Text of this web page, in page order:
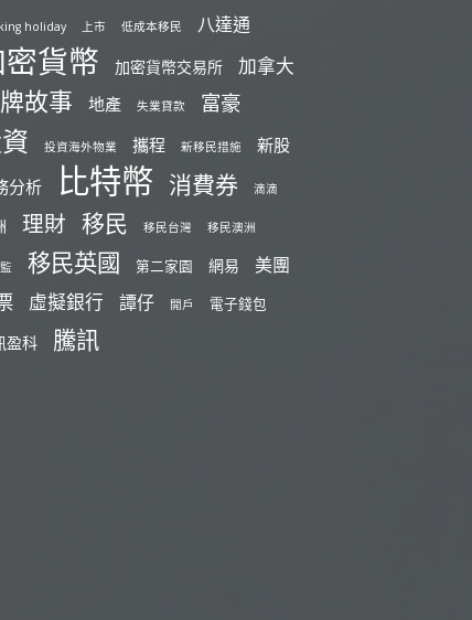
holiday 上市 低成本移民 八達通
貨幣 加密貨幣交易所 加拿大
故事 地產 失業貸款 富豪
投資海外物業 攜程 新移民措施
新股
分析
比特幣 消費券 滴滴
理財 移民 移民台灣 移民澳洲
移民英國 第二家園 網易 美團
虛擬銀行 譚仔 開戶 電子錢包
盈科 騰訊